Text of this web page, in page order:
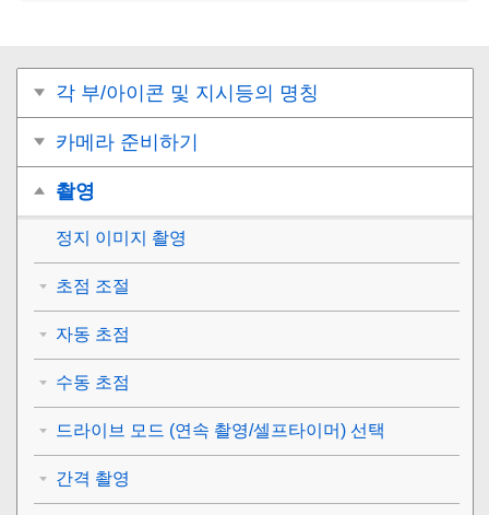
각 부/아이콘 및 지시등의 명칭
카메라 준비하기
촬영
정지 이미지 촬영
초점 조절
자동 초점
수동 초점
드라이브 모드 (연속 촬영/셀프타이머) 선택
간격 촬영